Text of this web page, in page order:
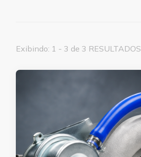
Exibindo: 1 - 3 de 3 RESULTADOS